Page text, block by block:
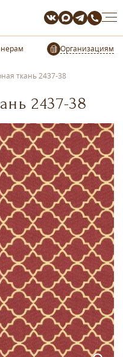
Организациям
ткань 2437-38
2437-38